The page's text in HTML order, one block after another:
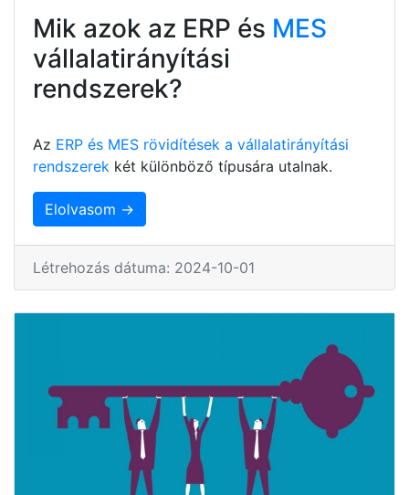
Mik azok az ERP és MES
vállalatirányítási
rendszerek?
Az ERP és MES rövidítések a vállalatirányítási
rendszerek két különböző típusára utalnak.
Elolvasom →
Létrehozás dátuma: 2024-10-01